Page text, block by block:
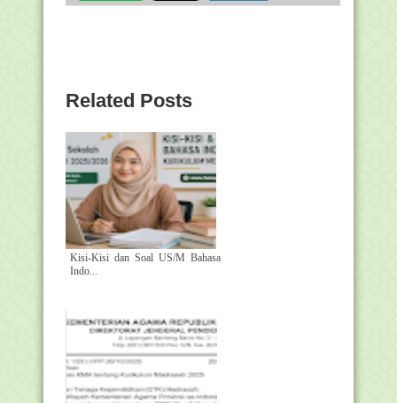
Related Posts
Kisi-Kisi dan Soal US/M Bahasa
Indo...